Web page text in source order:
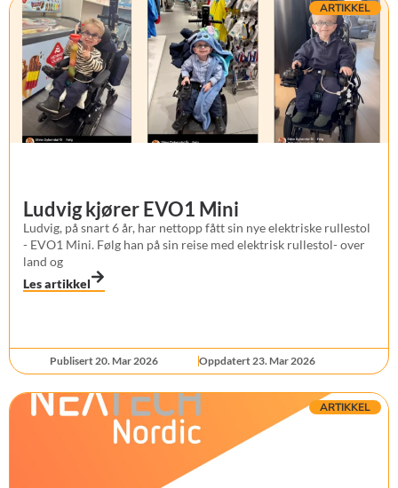
ARTIKKEL
Ludvig kjører EVO1 Mini
Ludvig, på snart 6 år, har nettopp fått sin nye elektriske rullestol
- EVO1 Mini. Følg han på sin reise med elektrisk rullestol- over
land og
Les artikkel
Publisert 20. Mar 2026 Oppdatert 23. Mar 2026
ARTIKKEL